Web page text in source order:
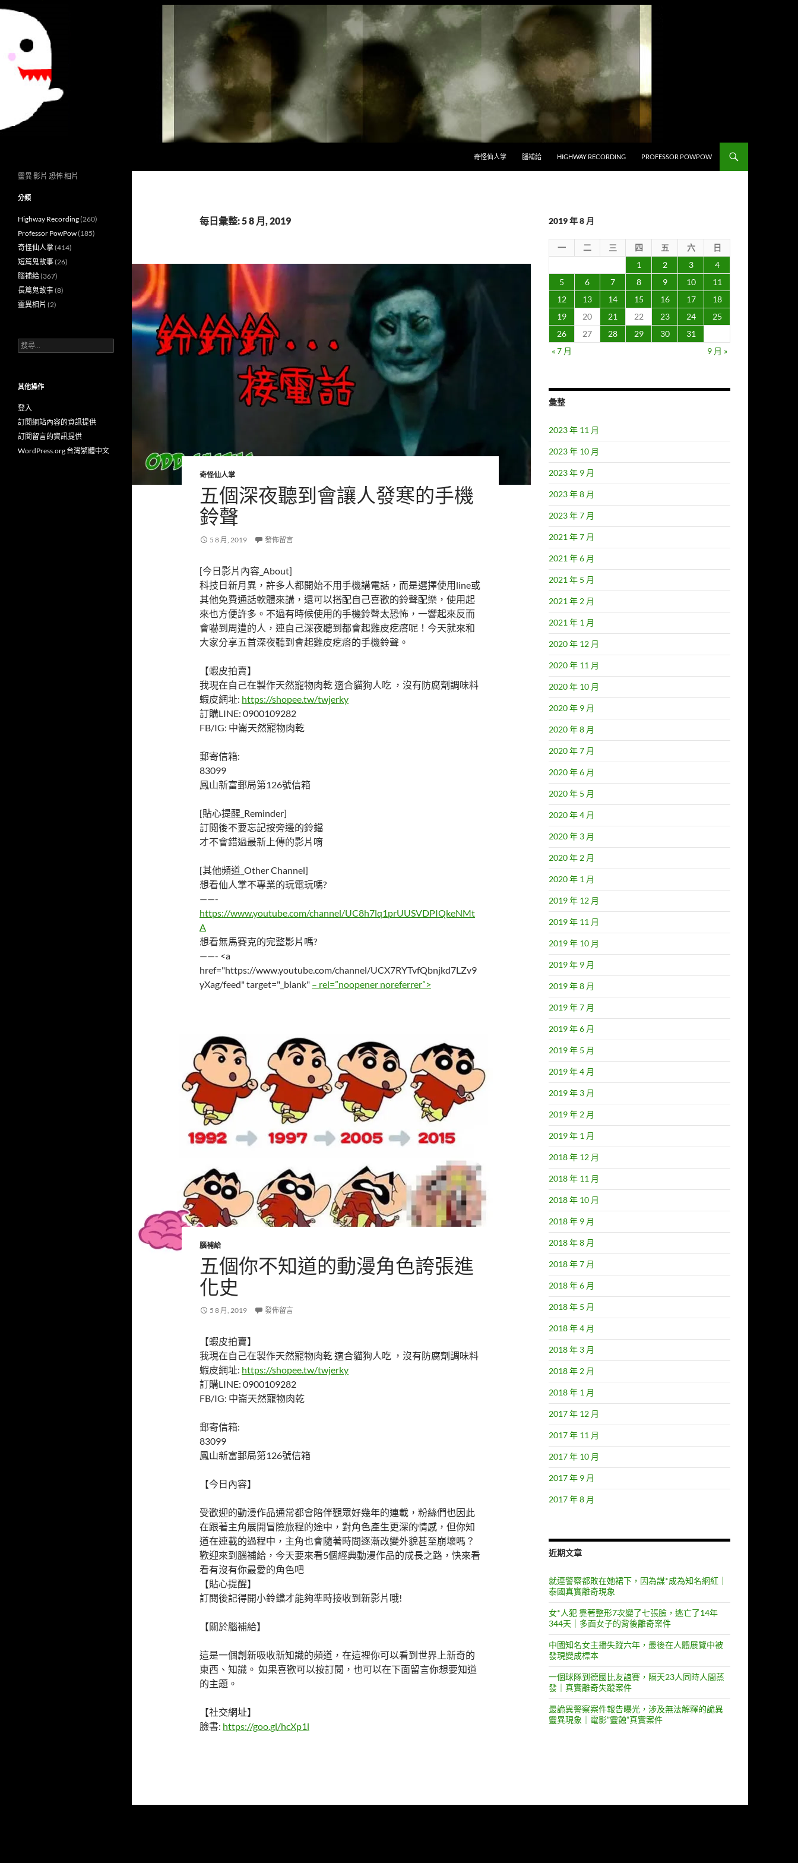
奇怪仙人掌
腦補給 HIGHWAY RECORDING PROFESSOR POWPOW
每日彙整: 5 8 月, 2019
奇怪仙人掌
五個深夜聽到會讓人發寒的手機
鈴聲
5 8 月, 2019 發佈留言
[今日影片內容_About]
科技日新月異，許多人都開始不用手機講電話，而是選擇使用line或
其他免費通話軟體來講，還可以搭配自己喜歡的鈴聲配樂，使用起
來也方便許多。不過有時候使用的手機鈴聲太恐怖，一響起來反而
會嚇到周遭的人，連自己深夜聽到都會起雞皮疙瘩呢！今天就來和
大家分享五首深夜聽到會起雞皮疙瘩的手機鈴聲。
【蝦皮拍賣】
我現在自己在製作天然寵物肉乾 適合貓狗人吃 ，沒有防腐劑調味料
蝦皮網址: https://shopee.tw/twjerky
訂購LINE: 0900109282
FB/IG: 中崙天然寵物肉乾
郵寄信箱:
83099
鳳山新富郵局第126號信箱
[貼心提醒_Reminder]
訂閱後不要忘記按旁邊的鈴鐺
才不會錯過最新上傳的影片唷
[其他頻道_Other Channel]
想看仙人掌不專業的玩電玩嗎?
——-
https://www.youtube.com/channel/UC8h7lq1prUUSVDPIQkeNMt
A
想看無馬賽克的完整影片嗎?
——- <a
href="https://www.youtube.com/channel/UCX7RYTvfQbnjkd7LZv9
yXag/feed" target="_blank" – rel=”noopener noreferrer”>
腦補給
五個你不知道的動漫角色誇張進
化史
5 8 月, 2019 發佈留言
【蝦皮拍賣】
我現在自己在製作天然寵物肉乾 適合貓狗人吃 ，沒有防腐劑調味料
蝦皮網址: https://shopee.tw/twjerky
訂購LINE: 0900109282
FB/IG: 中崙天然寵物肉乾
郵寄信箱:
83099
鳳山新富郵局第126號信箱
【今日內容】
受歡迎的動漫作品通常都會陪伴觀眾好幾年的連載，粉絲們也因此
在跟著主角展開冒險旅程的途中，對角色產生更深的情感，但你知
道在連載的過程中，主角也會隨著時間逐漸改變外貌甚至崩壞嗎？
歡迎來到腦補給，今天要來看5個經典動漫作品的成長之路，快來看
看有沒有你最愛的角色吧
【貼心提醒】
訂閱後記得開小鈴鐺才能夠準時接收到新影片哦!
【關於腦補給】
這是一個創新吸收新知識的頻道，在這裡你可以看到世界上新奇的
東西、知識。 如果喜歡可以按訂閱，也可以在下面留言你想要知道
的主題。
【社交網址】
臉書: https://goo.gl/hcXp1l
2019 年 8 月
一 二 三 四 五 六
日
1
2 3
4
5
6 7 8 9 10
11
12
13 14 15 16 17
18
19
20 21 22 23 24
25
26
27 28 29 30
31
« 7 月
9 月 »
彙整
2023 年 11 月
2023 年 10 月
2023 年 9 月
2023 年 8 月
2023 年 7 月
2021 年 7 月
2021 年 6 月
2021 年 5 月
2021 年 2 月
2021 年 1 月
2020 年 12 月
2020 年 11 月
2020 年 10 月
2020 年 9 月
2020 年 8 月
2020 年 7 月
2020 年 6 月
2020 年 5 月
2020 年 4 月
2020 年 3 月
2020 年 2 月
2020 年 1 月
2019 年 12 月
2019 年 11 月
2019 年 10 月
2019 年 9 月
2019 年 8 月
2019 年 7 月
2019 年 6 月
2019 年 5 月
2019 年 4 月
2019 年 3 月
2019 年 2 月
2019 年 1 月
2018 年 12 月
2018 年 11 月
2018 年 10 月
2018 年 9 月
2018 年 8 月
2018 年 7 月
2018 年 6 月
2018 年 5 月
2018 年 4 月
2018 年 3 月
2018 年 2 月
2018 年 1 月
2017 年 12 月
2017 年 11 月
2017 年 10 月
2017 年 9 月
2017 年 8 月
近期文章
就連警察都敗在她裙下，因為謀*成為知名網紅｜
泰國真實離奇現象
女*人犯 靠著整形7次變了七張臉，逃亡了14年
344天｜多面女子的背後離奇案件
中國知名女主播失蹤六年，最後在人體展覽中被
發現變成標本
一個球隊到德國比友誼賽，隔天23人同時人間蒸
發｜真實離奇失蹤案件
最詭異警察案件報告曝光，涉及無法解釋的詭異
靈異現象｜電影”靈蝕”真實案件
靈異 影片 恐怖 相片
分類
Highway Recording(260)
Professor PowPow(185)
奇怪仙人掌(414)
短篇鬼故事(26)
腦補給(367)
長篇鬼故事(8)
靈異相片 (2)
搜
尋
字:
其他操作
登入
訂閱網站內容的資訊提供
訂閱留言的資訊提供
WordPress.org 台灣繁體中文